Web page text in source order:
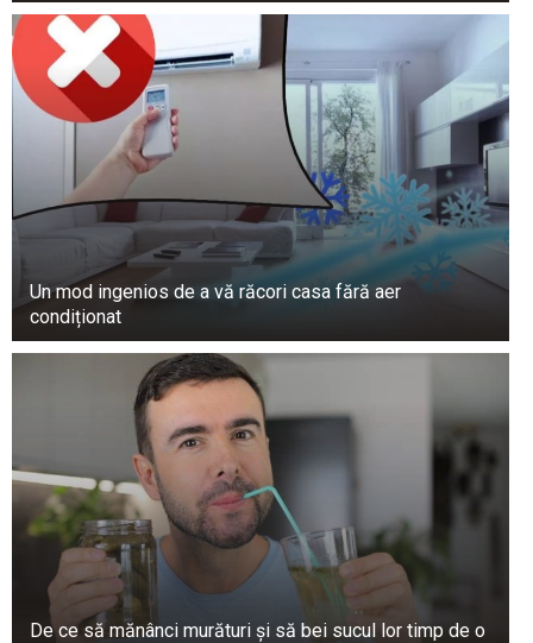
Un mod ingenios de a vă răcori casa fără aer
condiționat
De ce să mănânci murături și să bei sucul lor timp de o